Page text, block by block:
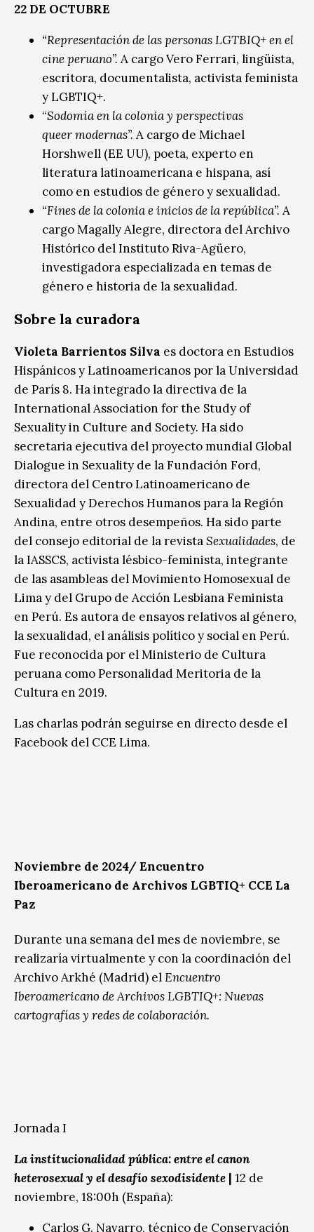
22 DE OCTUBRE
“Representación de las personas LGTBIQ+ en el
cine peruano”. A cargo Vero Ferrari, lingüista,
escritora, documentalista, activista feminista
y LGBTIQ+.
“Sodomía en la colonia y perspectivas
queer modernas”. A cargo de Michael
Horshwell (EE UU), poeta, experto en
literatura latinoamericana e hispana, así
como en estudios de género y sexualidad.
“Fines de la colonia e inicios de la república”. A
cargo Magally Alegre, directora del Archivo
Histórico del Instituto Riva-Agüero,
investigadora especializada en temas de
género e historia de la sexualidad.
Sobre la curadora
Violeta Barrientos Silva es doctora en Estudios
Hispánicos y Latinoamericanos por la Universidad
de París 8. Ha integrado la directiva de la
International Association for the Study of
Sexuality in Culture and Society. Ha sido
secretaria ejecutiva del proyecto mundial Global
Dialogue in Sexuality de la Fundación Ford,
directora del Centro Latinoamericano de
Sexualidad y Derechos Humanos para la Región
Andina, entre otros desempeños. Ha sido parte
del consejo editorial de la revistaSexualidades, de
la IASSCS, activista lésbico-feminista, integrante
de las asambleas del Movimiento Homosexual de
Lima y del Grupo de Acción Lesbiana Feminista
en Perú. Es autora de ensayos relativos al género,
la sexualidad, el análisis político y social en Perú.
Fue reconocida por el Ministerio de Cultura
peruana como Personalidad Meritoria de la
Cultura en 2019.
Las charlas podrán seguirse en directo desde el
Facebook del CCE Lima.
Noviembre de 2024/Encuentro
Iberoamericano de Archivos LGBTIQ+ CCE La
Paz
Durante una semana del mes de noviembre, se
realizaría virtualmente y con la coordinación del
Archivo Arkhé (Madrid) elEncuentro
Iberoamericano de Archivos LGBTIQ+: Nuevas
cartografías y redes de colaboración.
Jornada I
La institucionalidad pública: entre el canon
heterosexual y el desafío sexodisidente | 12 de
noviembre, 18:00h (España):
Carlos G. Navarro, técnico de Conservación